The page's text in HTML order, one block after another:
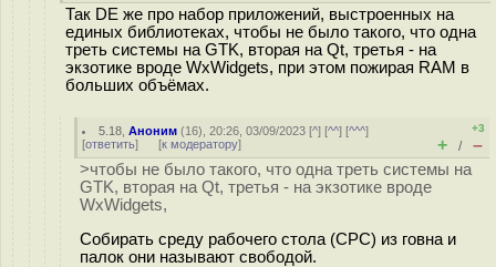
Так DE же про набор приложений, выстроенных на
единых библиотеках, чтобы не было такого, что одна
треть системы на GTK, вторая на Qt, третья - на
экзотике вроде WxWidgets, при этом пожирая RAM в
больших объёмах.
5.18 ,Аноним (16), 20:26, 03/09/2023 [^] [^^] [^^^]
[ответить] [к модератору]
+3
+ / –
>чтобы не было такого, что одна треть системы на
GTK, вторая на Qt, третья - на экзотике вроде
WxWidgets,
Собирать среду рабочего стола (СРС) из говна и
палок они называют свободой.